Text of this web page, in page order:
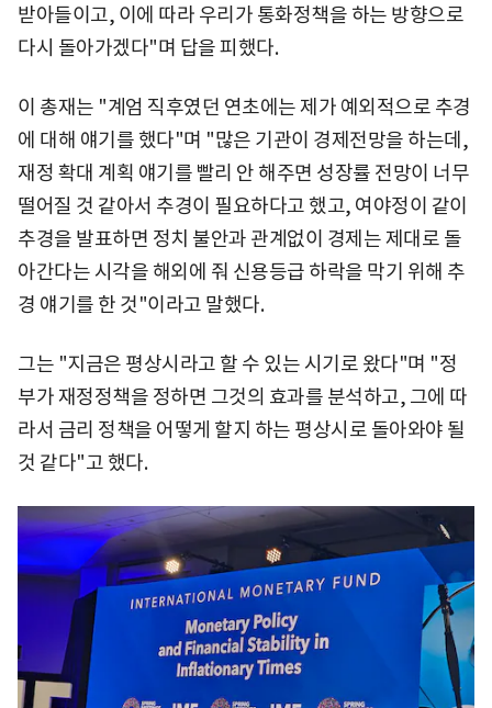
받아들이고, 이에 따라 우리가 통화정책을 하는 방향으로
다시 돌아가겠다"며 답을 피했다.
이 총재는 "계엄 직후였던 연초에는 제가 예외적으로 추경
에 대해 얘기를 했다"며 "많은 기관이 경제전망을 하는데,
재정 확대 계획 얘기를 빨리 안 해주면 성장률 전망이 너무
떨어질 것 같아서 추경이 필요하다고 했고, 여야정이 같이
추경을 발표하면 정치 불안과 관계없이 경제는 제대로 돌
아간다는 시각을 해외에 줘 신용등급 하락을 막기 위해 추
경 얘기를 한 것"이라고 말했다.
그는 "지금은 평상시라고 할 수 있는 시기로 왔다"며 "정
부가 재정정책을 정하면 그것의 효과를 분석하고, 그에 따
라서 금리 정책을 어떻게 할지 하는 평상시로 돌아와야 될
것 같다"고 했다.